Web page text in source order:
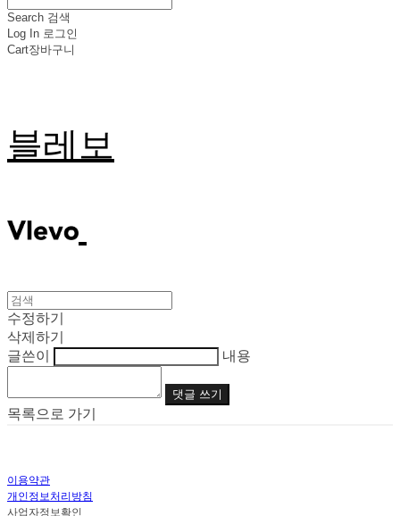
Search 검색
Log In 로그인
Cart장바구니
블레보
수정하기
삭제하기
글쓴이
내용
댓글 쓰기
목록으로 가기
이용약관
개인정보처리방침
사업자정보확인